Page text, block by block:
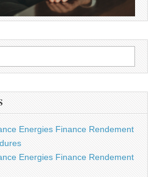
Energies Finance Rendement
Energies Finance Rendement